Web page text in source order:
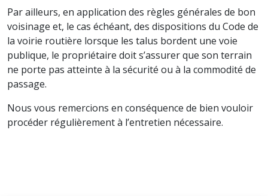
Par ailleurs, en application des règles générales de bon
voisinage et, le cas échéant, des dispositions du Code de
la voirie routière lorsque les talus bordent une voie
publique, le propriétaire doit s’assurer que son terrain
ne porte pas atteinte à la sécurité ou à la commodité de
passage.
Nous vous remercions en conséquence de bien vouloir
procéder régulièrement à l’entretien nécessaire.